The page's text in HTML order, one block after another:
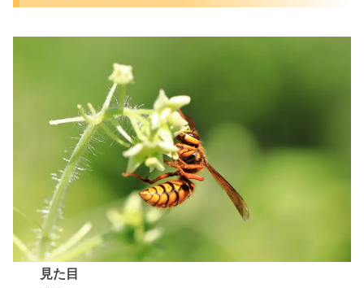
見た目